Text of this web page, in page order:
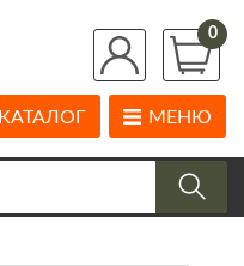
0
МЕНЮ
КАТАЛОГ